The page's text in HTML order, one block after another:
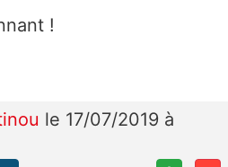
!
le 17/07/2019 à